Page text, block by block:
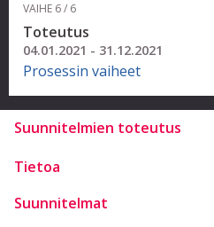
VAIHE 6 / 6
Toteutus
04.01.2021 - 31.12.2021
Prosessin vaiheet
Suunnitelmien toteutus
Tietoa
Suunnitelmat